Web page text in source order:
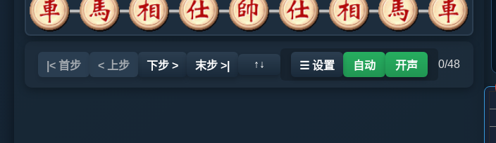
|< 首步 < 上步 下步 > 末步 >| ↑↓ ☰ 设置 自动 开声 0/48